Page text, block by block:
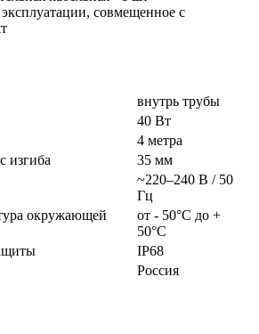
совмещенное с
внутрь трубы
40 Вт
4 метра
изгиба
35 мм
~220–240 В / 50
Гц
окружающей
от - 50°C до +
50°C
IP68
Россия